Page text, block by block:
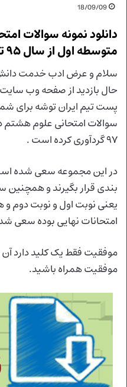
18/09/09
دانلود نمونه سوالات
متوسطه اول از سال ۹۵ تا ۹۷
سلام و عرض ادب خدمت دانش
حال بازدید از صفحه وب
پست تیم ایران توشه برای
۹۷ گردآوری کرده است .
در این مجموعه سعی شده
بندی قرار بگیرند و همچنین
یعنی نوبت اول و نوبت دوم
امتحانات نهایی بوده سعی
موفقیت فقط یک کلید دارد
موفقیت همراه باشید.